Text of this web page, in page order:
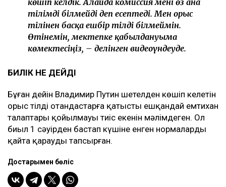
тілімді білмейді деп есептеді. Мен орыс
тілінен басқа ешбір тілді білмеймін.
Өтінемін, мектепке қабылдануыма
көмектесіңіз, – делінген видеоүндеуде.
БИЛІК НЕ ДЕЙДІ
Бұған дейін Владимир Путин шетелден көшіп келетін
орыс тілді отандастарға қатысты ешқандай емтихан
талаптары қойылмауы тиіс екенін мәлімдеген. Ол
биыл 1 сәуірден бастап күшіне енген нормаларды
қайта қарауды тапсырған.
Достарыңмен бөліс